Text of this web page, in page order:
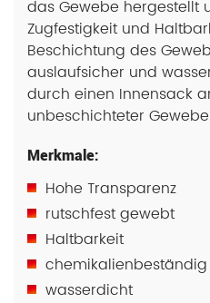
das Gewebe hergestellt
Zugfestigkeit und
Beschichtung des
auslaufsicher und
durch einen Innensack
unbeschichteter
Merkmale:
Hohe Transparenz
rutschfest gewebt
Haltbarkeit
chemikalienbeständig
wasserdicht